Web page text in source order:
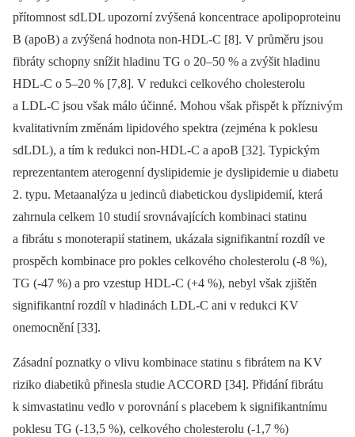
přítomnost sdLDL upozorní zvýšená koncentrace apolipoproteinu
B (apoB) a zvýšená hodnota non-HDL-C [8]. V průměru jsou
fibráty schopny snížit hladinu TG o 20–50 % a zvýšit hladinu
HDL-C o 5–20 % [7,8]. V redukci celkového cholesterolu
a LDL-C jsou však málo účinné. Mohou však přispět k příznivým
kvalitativním změnám lipidového spektra (zejména k poklesu
sdLDL), a tím k redukci non-HDL-C a apoB [32]. Typickým
reprezentantem aterogenní dyslipidemie je dyslipidemie u diabetu
2. typu. Metaanalýza u jedinců diabetickou dyslipidemií, která
zahrnula celkem 10 studií srovnávajících kombinaci statinu
a fibrátu s monoterapií statinem, ukázala signifikantní rozdíl ve
prospěch kombinace pro pokles celkového cholesterolu (-8 %),
TG (-47 %) a pro vzestup HDL-C (+4 %), nebyl však zjištěn
signifikantní rozdíl v hladinách LDL-C ani v redukci KV
onemocnění [33].
Zásadní poznatky o vlivu kombinace statinu s fibrátem na KV
riziko diabetiků přinesla studie ACCORD [34]. Přidání fibrátu
k simvastatinu vedlo v porovnání s placebem k signifikantnímu
poklesu TG (-13,5 %), celkového cholesterolu (-1,7 %)